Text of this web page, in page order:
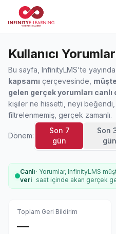
Kullanıcı
Bu sayfa, InfinityLMS'te
kapsamı çerçevesinde,
gelen gerçek yorumları canlı
kişiler ne hissetti, neyi
filtrelenmemiş, gerçek zamanlı.
Dönem:
Son 7
gün
Son
gün
Canlı
veri
· Yorumlar, InfinityLMS
saat içinde akan gerçek
Toplam Geri Bildirim
—